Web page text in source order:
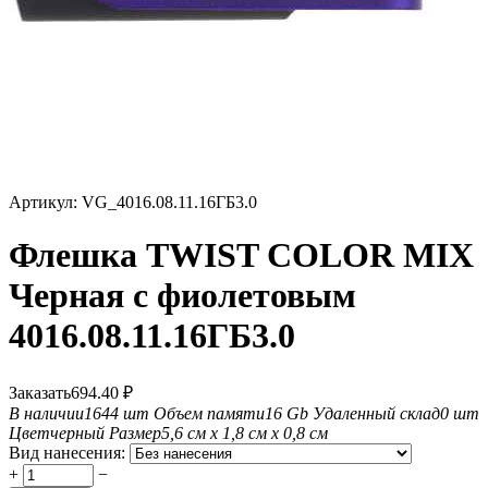
Артикул: VG_4016.08.11.16ГБ3.0
Флешка TWIST COLOR MIX
Черная с фиолетовым
4016.08.11.16ГБ3.0
Заказать694.40 ₽
В наличии1644 шт Объем памяти16 Gb Удаленный склад0 шт
Цветчерный Размер5,6 см х 1,8 см х 0,8 см
Вид нанесения:
+
−